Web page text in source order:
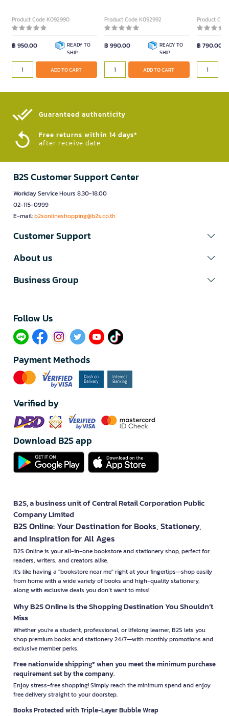
Product Code K092990
฿ 950.00
READY TO
SHIP
ADD TO CART
Product Code K092992
฿ 990.00
READY TO
SHIP
ADD TO CART
Product
฿ 790.00
Guaranteed authenticity​
Free returns within 14 days*
after receive date
B2S Customer Support Center
Workday Service Hours 8.30-18.00
02-115-0999
E-mail:b2sonlineshopping@b2s.co.th
Customer Support
About us
Business Group
Follow Us​
Payment Methods
Verified by
Download B2S app
B2S, a business unit of Central Retail Corporation Public
Company Limited
B2S Online: Your Destination for Books, Stationery,
and Inspiration for All Ages
B2S Online is your all-in-one bookstore and stationery shop, perfect for
readers, writers, and creators alike.
It’s like having a "bookstore near me" right at your fingertips—shop easily
from home with a wide variety of books and high-quality stationery,
along with exclusive deals you don’t want to miss!
Why B2S Online Is the Shopping Destination You Shouldn’t
Miss
Whether you're a student, professional, or lifelong learner, B2S lets you
shop premium books and stationery 24/7—with monthly promotions and
exclusive member perks.
Free nationwide shipping* when you meet the minimum purchase
requirement set by the company.
Enjoy stress-free shopping! Simply reach the minimum spend and enjoy
free delivery straight to your doorstep.
Books Protected with Triple-Layer Bubble Wrap